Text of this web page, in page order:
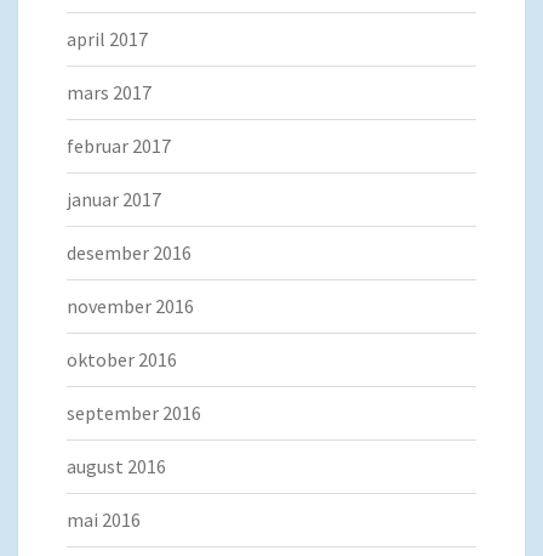
april 2017
mars 2017
februar 2017
januar 2017
desember 2016
november 2016
oktober 2016
september 2016
august 2016
mai 2016